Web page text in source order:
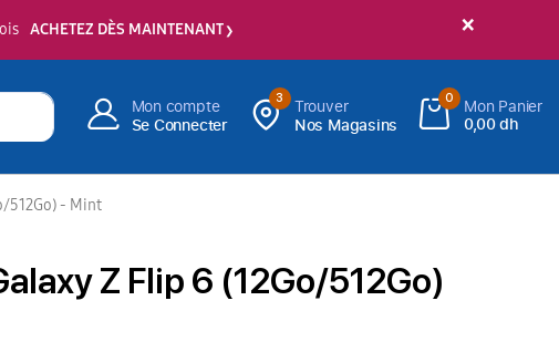
×
ACHETEZ DÈS MAINTENANT
Mon compte
Se Connecter
3
Trouver
Nos Magasins
0
Mon Panier
0,00 dh
512Go) - Mint
Z Flip 6 (12Go/512Go)